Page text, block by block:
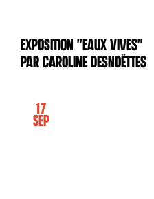
EXPOSITION
Exposition "Eaux Vives"
par Caroline Desnoëttes
17
Sep
Lundi6
.
10de12:45à13:45
Tarif plein : 10€
Venez découvrir la
déjeuner artistique